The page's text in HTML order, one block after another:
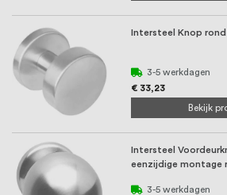
Intersteel Knop
3-5 werkdagen
€ 33,23
Bekijk
Intersteel
eenzijdige montage
3-5 werkdagen